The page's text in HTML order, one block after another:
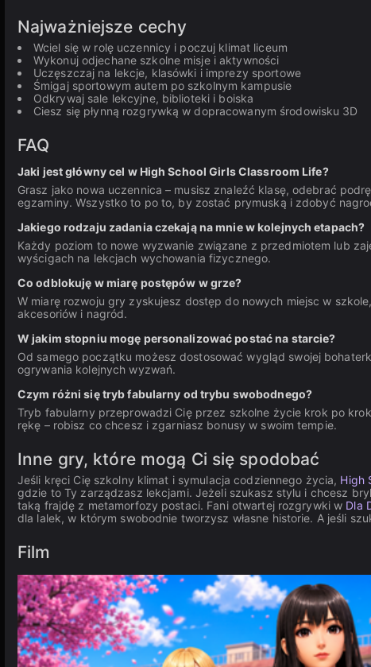
Najważniejsze cechy
Wciel się w rolę uczennicy i poczuj klimat liceum
Wykonuj odjechane szkolne misje i aktywności
Uczęszczaj na lekcje, klasówki i imprezy sportowe
Śmigaj sportowym autem po szkolnym kampusie
Odkrywaj sale lekcyjne, biblioteki i boiska
Ciesz się płynną rozgrywką w dopracowanym środowisku 3D
FAQ
Jaki jest główny cel w High School Girls Classroom Life?
Grasz jako nowa uczennica – musisz znaleźć klasę, odebrać
egzaminy. Wszystko to po to, by zostać prymuską i zdobyć
Jakiego rodzaju zadania czekają na mnie w kolejnych etapach?
Każdy poziom to nowe wyzwanie związane z przedmiotem lub
wyścigach na lekcjach wychowania fizycznego.
Co odblokuję w miarę postępów w grze?
W miarę rozwoju gry zyskujesz dostęp do nowych miejsc w
akcesoriów i nagród.
W jakim stopniu mogę personalizować postać na starcie?
Od samego początku możesz dostosować wygląd swojej
ogrywania kolejnych wyzwań.
Czym różni się tryb fabularny od trybu swobodnego?
Tryb fabularny przeprowadzi Cię przez szkolne życie krok po
rękę – robisz co chcesz i zgarniasz bonusy w swoim tempie.
Inne gry, które mogą Ci się spodobać
Jeśli kręci Cię szkolny klimat i symulacja codziennego życia, High
gdzie to Ty zarządzasz lekcjami. Jeżeli szukasz stylu i chcesz
taką frajdę z metamorfozy postaci. Fani otwartej rozgrywki w Dla
dla lalek, w którym swobodnie tworzysz własne historie. A jeśli
Film